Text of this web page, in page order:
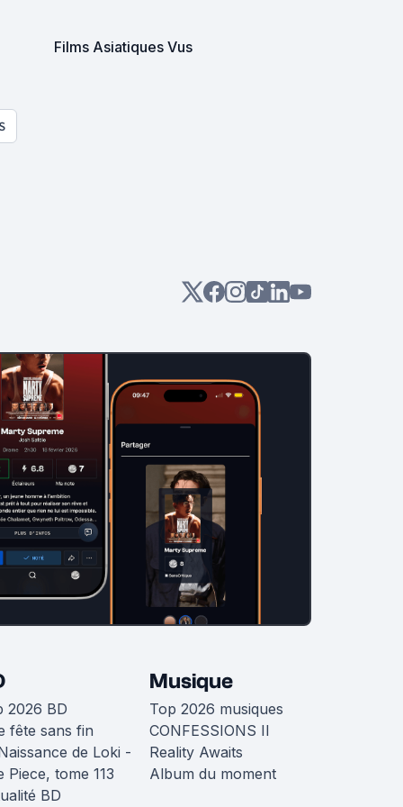
Films Asiatiques Vus
2026 BD
fête sans fin
de Loki -
Piece, tome 113
BD
Musique
Top 2026 musiques
CONFESSIONS II
Reality Awaits
Album du moment